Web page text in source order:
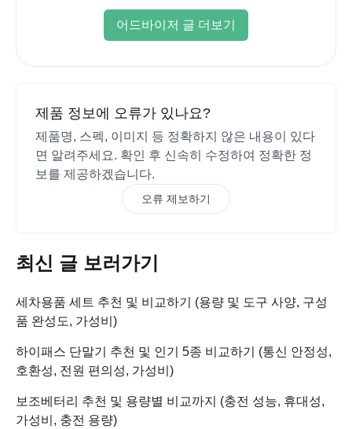
어드바이저 글 더보기
제품 정보에 오류가 있나요?
제품명, 스펙, 이미지 등 정확하지 않은 내용이 있다
면 알려주세요. 확인 후 신속히 수정하여 정확한 정
보를 제공하겠습니다.
오류 제보하기
최신 글 보러가기
세차용품 세트 추천 및 비교하기 (용량 및 도구 사양, 구성
품 완성도, 가성비)
하이패스 단말기 추천 및 인기 5종 비교하기 (통신 안정성,
호환성, 전원 편의성, 가성비)
보조베터리 추천 및 용량별 비교까지 (충전 성능, 휴대성,
가성비, 충전 용량)